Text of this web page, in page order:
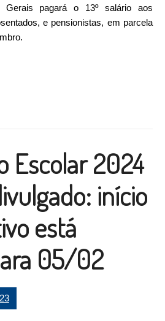
pagará o 13º salário aos
e pensionistas, em parcela
de Minas paga 13º salário dos
Escolar 2024
início
está
05/02